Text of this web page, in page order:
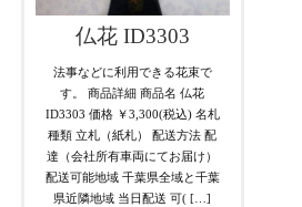
仏花 ID3303
法事などに利用できる花束で
す。 商品詳細 商品名 仏花
ID3303 価格 ￥3,300(税込) 名札
種類 立札（紙札） 配送方法 配
達（会社所有車両にてお届け）
配送可能地域 千葉県全域と千葉
県近隣地域 当日配送 可( […]